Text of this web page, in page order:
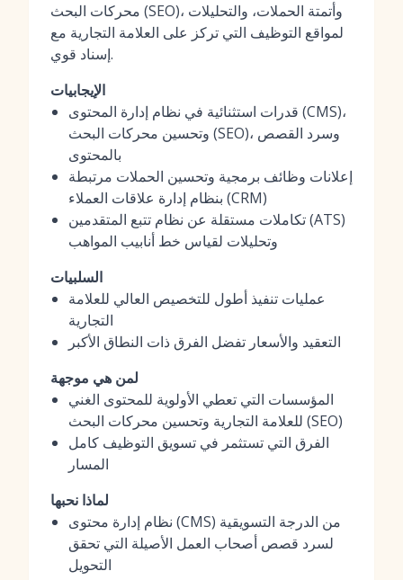
محركات البحث (SEO)، وأتمتة الحملات، والتحليلات
لمواقع التوظيف التي تركز على العلامة التجارية مع
إسناد قوي.
الإيجابيات
قدرات استثنائية في نظام إدارة المحتوى (CMS)،
وتحسين محركات البحث (SEO)، وسرد القصص
بالمحتوى
إعلانات وظائف برمجية وتحسين الحملات مرتبطة
بنظام إدارة علاقات العملاء (CRM)
تكاملات مستقلة عن نظام تتبع المتقدمين (ATS)
وتحليلات لقياس خط أنابيب المواهب
السلبيات
عمليات تنفيذ أطول للتخصيص العالي للعلامة
التجارية
التعقيد والأسعار تفضل الفرق ذات النطاق الأكبر
لمن هي موجهة
المؤسسات التي تعطي الأولوية للمحتوى الغني
للعلامة التجارية وتحسين محركات البحث (SEO)
الفرق التي تستثمر في تسويق التوظيف كامل
المسار
لماذا نحبها
نظام إدارة محتوى (CMS) من الدرجة التسويقية
لسرد قصص أصحاب العمل الأصيلة التي تحقق
التحويل